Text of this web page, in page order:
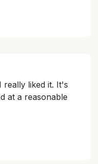
liked it. It's
at a reasonable